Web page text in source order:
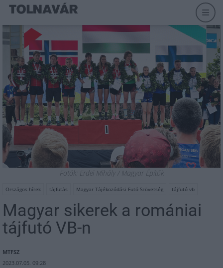
Fotók: Erdei Mihály / Magyar Építők
Országos hírek tájfutás Magyar Tájékozódási Futó Szövetség tájfutó vb
Magyar sikerek a romániai
tájfutó VB-n
MTFSZ
2023.07.05. 09:28